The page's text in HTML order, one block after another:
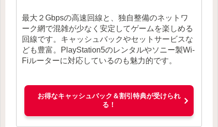
最大２Gbpsの高速回線と、独自整備のネットワ
ーク網で混雑が少なく安定してゲームを楽しめる
回線です。キャッシュバックやセットサービスな
ども豊富。PlayStation5のレンタルやソニー製Wi-
Fiルーターに対応しているのも魅力的です。
お得なキャッシュバック＆割引特典が受けられ
る！